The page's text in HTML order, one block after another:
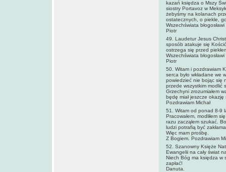
kazań księdza o Mszy
siostry Portavoz w
żebyśmy na kolanach
ostatecznych, o piekle,
Wszechświata
Piotr
49. Laudetur Jesus
sposób atakuje się
ostrzega się przed
Wszechświata
Piotr
50. Witam i pozdrawiam
serca było wkładane we
powiedzieć nie bojąc się
przede wszystkim modlić
Grzechyni zrozumiałem
będę miał jeszcze
Pozdrawiam Michał
51. Witam od ponad 8-9
Pracowałem, modliłem
razu zacząłem szukać.
ludzi potrafią być
Więc mam prośbę.
Z Bogiem. Pozdrawiam
52. Szanowny Księże
Ewangelii na cały świat
Niech Bóg ma księdza w
zapłać!
Danuta.